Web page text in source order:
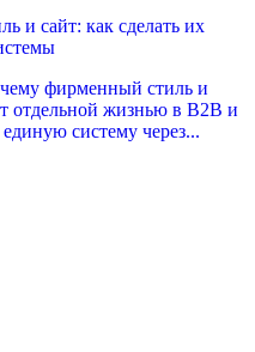
и сайт: как сделать их
фирменный стиль и
отдельной жизнью в B2B и
единую систему через...